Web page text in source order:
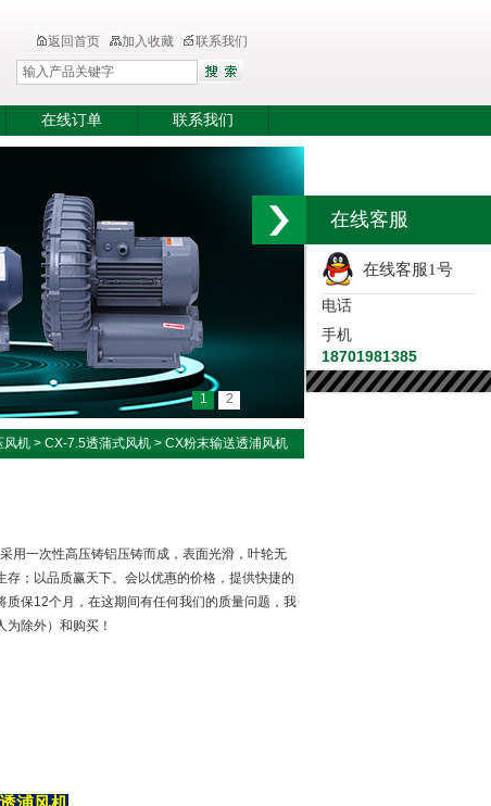
返回首页 加入收藏 联系我们
在线订单 联系我们
1 2
风机 > CX-7.5透蒲式风机 > CX粉末输送透浦风机
用一次性高压铸铝压铸而成，表面光滑，叶轮无
；以品质赢天下。会以优惠的价格，提供快捷的
质保12个月，在这期间有任何我们的质量问题，我
除外）和购买！
在线客服
在线客服1号
电话
手机
18701981385